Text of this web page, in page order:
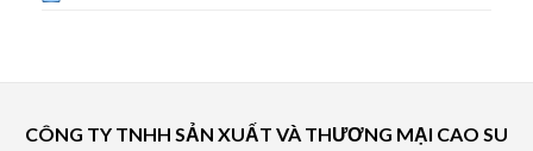
CÔNG TY TNHH SẢN XUẤT VÀ THƯƠNG MẠI CAO SU